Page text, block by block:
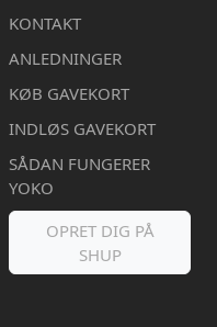
KONTAKT
ANLEDNINGER
KØB GAVEKORT
INDLØS GAVEKORT
SÅDAN FUNGERER
YOKO
OPRET DIG PÅ
SHUP